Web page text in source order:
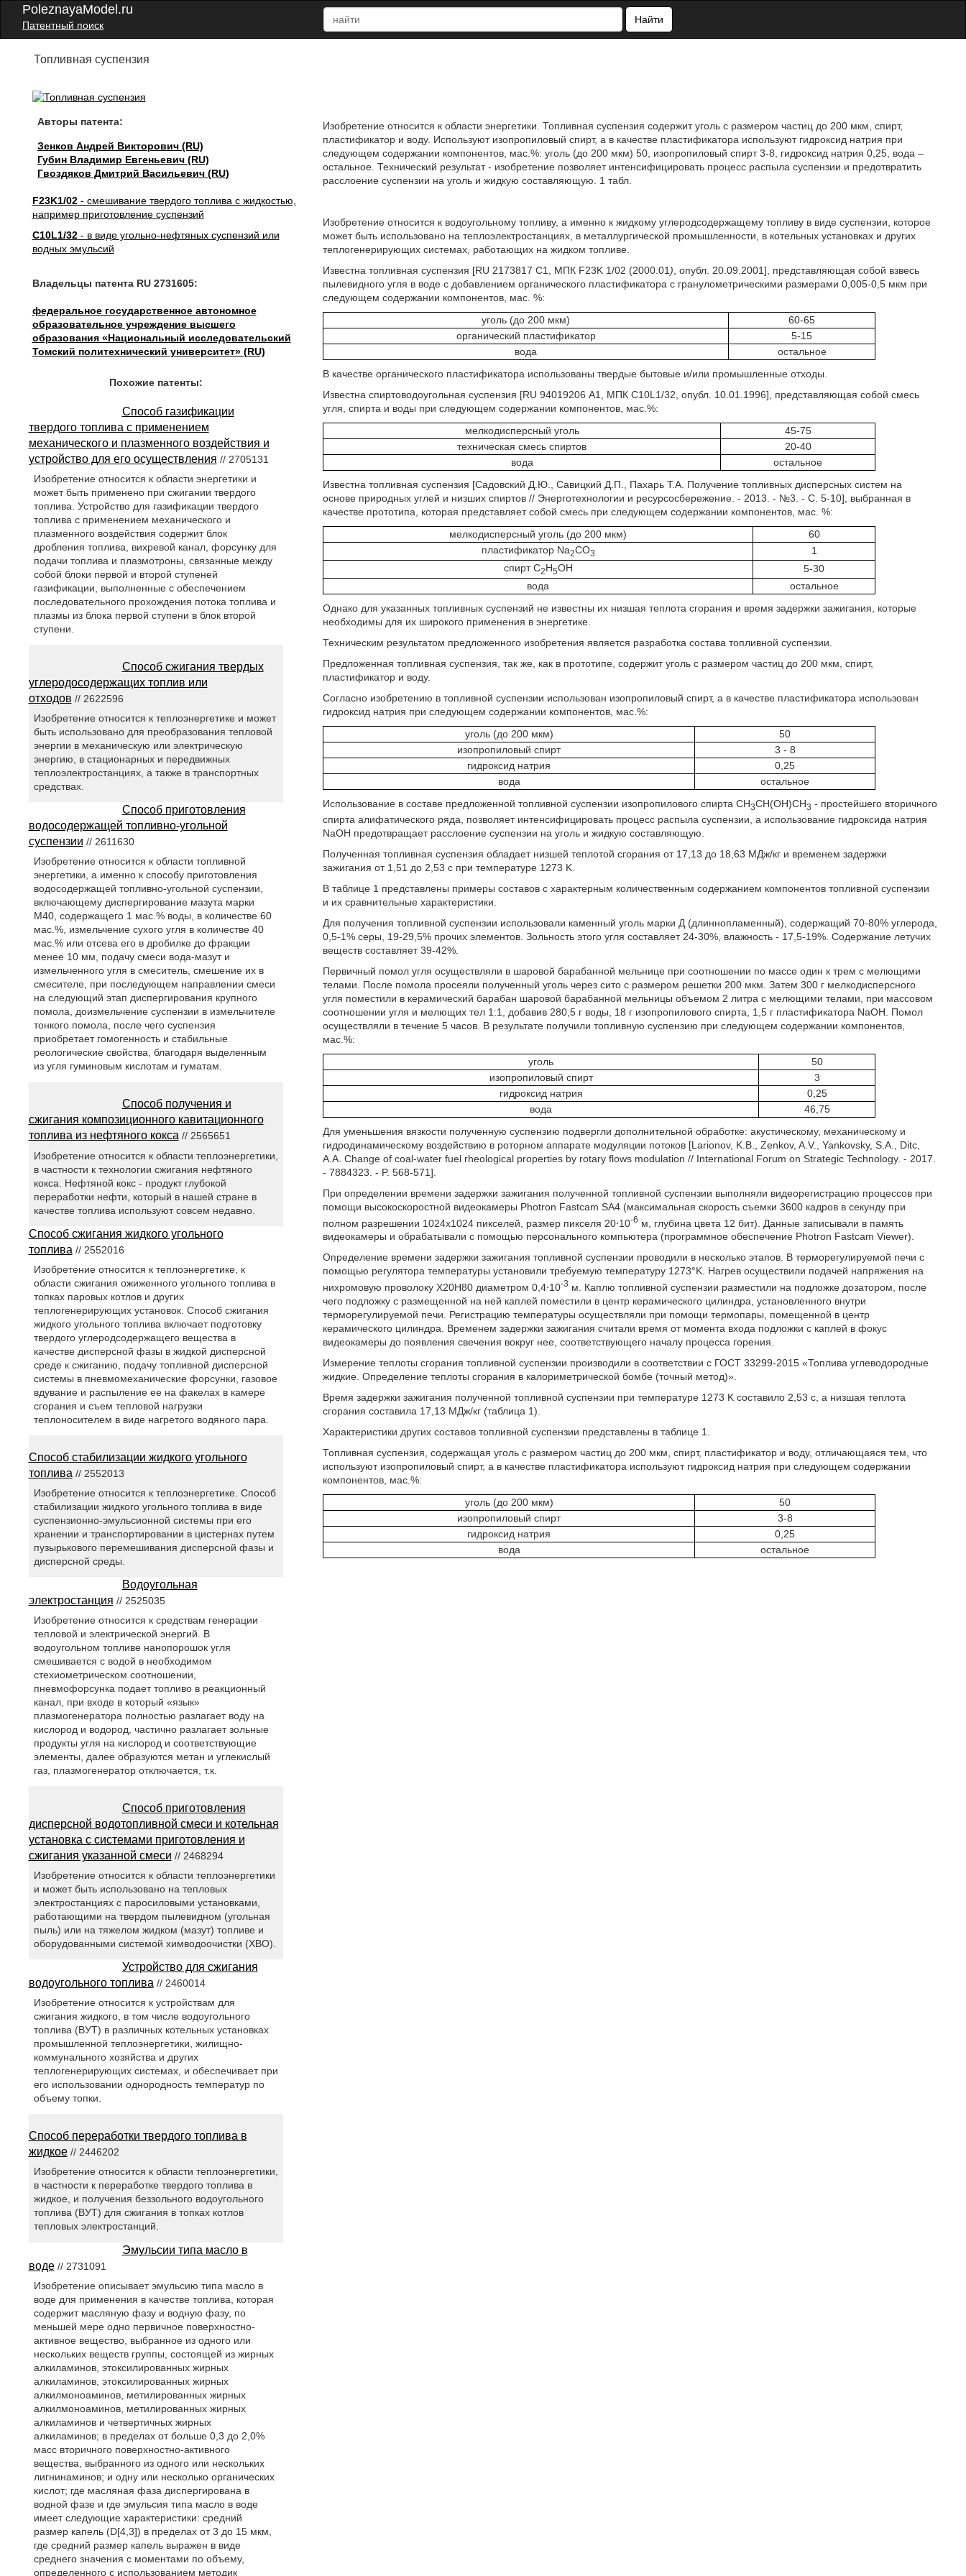
PoleznayaModel.ru
Патентный поиск
Найти
Топливная суспензия
Авторы патента:
Зенков Андрей Викторович (RU)
Губин Владимир Евгеньевич (RU)
Гвоздяков Дмитрий Васильевич (RU)
F23K1/02- смешивание твердого топлива с жидкостью,
например приготовление суспензий
C10L1/32- в виде угольно-нефтяных суспензий или
водных эмульсий
Владельцы патента RU 2731605:
федеральное государственное автономное
образовательное учреждение высшего
образования «Национальный исследовательский
Томский политехнический университет» (RU)
Изобретение относится к области энергетики. Топливная суспензия содержит уголь с размером частиц до 200 мкм, спирт,
пластификатор и воду. Используют изопропиловый спирт, а в качестве пластификатора используют гидроксид натрия при
следующем содержании компонентов, мас.%: уголь (до 200 мкм) 50, изопропиловый спирт 3-8, гидроксид натрия 0,25, вода –
остальное. Технический результат - изобретение позволяет интенсифицировать процесс распыла суспензии и предотвратить
расслоение суспензии на уголь и жидкую составляющую. 1 табл.
Изобретение относится к водоугольному топливу, а именно к жидкому углеродсодержащему топливу в виде суспензии, которое
может быть использовано на теплоэлектростанциях, в металлургической промышленности, в котельных установках и других
теплогенерирующих системах, работающих на жидком топливе.
Известна топливная суспензия [RU 2173817 C1, МПК F23K 1/02 (2000.01 ) , опубл. 20.09.2001], представляющая собой взвесь
пылевидного угля в воде с добавлением органического пластификатора с гранулометрическими размерами 0,005-0,5 мкм при
следующем содержании компонентов, мас. %:
уголь (до 200 мкм)
60-65
органический пластификатор
5-15
вода
остальное
В качестве органического пластификатора использованы твердые бытовые и/или промышленные отходы.
Известна спиртоводоугольная суспензия [RU 94019206 А1, МПК C10L1/32, опубл. 10.01.1996], представляющая собой смесь
угля, спирта и воды при следующем содержании компонентов, мас.%:
мелкодисперсный уголь
45-75
техническая смесь спиртов
20-40
вода
остальное
Известна топливная суспензия [Садовский Д.Ю., Савицкий Д.П., Пахарь Т.А. Получение топливных дисперсных систем на
основе природных углей и низших спиртов // Энерготехнологии и ресурсосбережение. - 2013. - №3. - С. 5-10], выбранная в
качестве прототипа, которая представляет собой смесь при следующем содержании компонентов, мас. %:
мелкодисперсный уголь (до 200 мкм)
60
пластификатор Na2CO3
1
спирт C2H5OH
5-30
вода
остальное
Однако для указанных топливных суспензий не известны их низшая теплота сгорания и время задержки зажигания, которые
необходимы для их широкого применения в энергетике.
Техническим результатом предложенного изобретения является разработка состава топливной суспензии.
Предложенная топливная суспензия, так же, как в прототипе, содержит уголь с размером частиц до 200 мкм, спирт,
пластификатор и воду.
Согласно изобретению в топливной суспензии использован изопропиловый спирт, а в качестве пластификатора использован
гидроксид натрия при следующем содержании компонентов, мас.%:
уголь (до 200 мкм)
50
изопропиловый спирт
3 - 8
гидроксид натрия
0,25
вода
остальное
Использование в составе предложенной топливной суспензии изопропилового спирта CH3CH(OH)CH3 - простейшего вторичного
спирта алифатического ряда, позволяет интенсифицировать процесс распыла суспензии, а использование гидроксида натрия
NaOH предотвращает расслоение суспензии на уголь и жидкую составляющую.
Полученная топливная суспензия обладает низшей теплотой сгорания от 17,13 до 18,63 МДж/кг и временем задержки
зажигания от 1,51 до 2,53 с при температуре 1273 K.
В таблице 1 представлены примеры составов с характерным количественным содержанием компонентов топливной суспензии
и их сравнительные характеристики.
Для получения топливной суспензии использовали каменный уголь марки Д (длиннопламенный), содержащий 70-80% углерода,
0,5-1% серы, 19-29,5% прочих элементов. Зольность этого угля составляет 24-30%, влажность - 17,5-19%. Содержание летучих
веществ составляет 39-42%.
Первичный помол угля осуществляли в шаровой барабанной мельнице при соотношении по массе один к трем с мелющими
телами. После помола просеяли полученный уголь через сито с размером решетки 200 мкм. Затем 300 г мелкодисперсного
угля поместили в керамический барабан шаровой барабанной мельницы объемом 2 литра с мелющими телами, при массовом
соотношении угля и мелющих тел 1:1, добавив 280,5 г воды, 18 г изопропилового спирта, 1,5 г пластификатора NaOH. Помол
осуществляли в течение 5 часов. В результате получили топливную суспензию при следующем содержании компонентов,
мас.%:
уголь
50
изопропиловый спирт
3
гидроксид натрия
0,25
вода
46,75
Для уменьшения вязкости полученную суспензию подвергли дополнительной обработке: акустическому, механическому и
гидродинамическому воздействию в роторном аппарате модуляции потоков [Larionov, K.B., Zenkov, A.V., Yankovsky, S.A., Ditc,
A.A. Change of coal-water fuel rheological properties by rotary flows modulation // International Forum on Strategic Technology. - 2017.
- 7884323. - P. 568-571].
При определении времени задержки зажигания полученной топливной суспензии выполняли видеорегистрацию процессов при
помощи высокоскоростной видеокамеры Photron Fastcam SA4 (максимальная скорость съемки 3600 кадров в секунду при
полном разрешении 1024х1024 пикселей, размер пикселя 20⋅10-6 м, глубина цвета 12 бит). Данные записывали в память
видеокамеры и обрабатывали с помощью персонального компьютера (программное обеспечение Photron Fastcam Viewer).
Определение времени задержки зажигания топливной суспензии проводили в несколько этапов. В терморегулируемой печи с
помощью регулятора температуры установили требуемую температуру 1273°K. Нагрев осуществили подачей напряжения на
нихромовую проволоку Х20Н80 диаметром 0,4⋅10-3 м.
Каплю топливной суспензии разместили на подложке дозатором, после
чего подложку с размещенной на ней каплей поместили в центр керамического цилиндра, установленного внутри
терморегулируемой печи. Регистрацию температуры осуществляли при помощи термопары, помещенной в центр
керамического цилиндра. Временем задержки зажигания считали время от момента входа подложки с каплей в фокус
видеокамеры до появления свечения вокруг нее, соответствующего началу процесса горения.
Измерение теплоты сгорания топливной суспензии производили в соответствии с ГОСТ 33299-2015 «Топлива углеводородные
жидкие. Определение теплоты сгорания в калориметрической бомбе (точный метод)».
Время задержки зажигания полученной топливной суспензии при температуре 1273 K составило 2,53 с, а низшая теплота
сгорания составила 17,13 МДж/кг (таблица 1).
Характеристики других составов топливной суспензии представлены в таблице 1.
Топливная суспензия, содержащая уголь с размером частиц до 200 мкм, спирт, пластификатор и воду, отличающаяся тем, что
используют изопропиловый спирт, а в качестве пластификатора используют гидроксид натрия при следующем содержании
компонентов, мас.%:
уголь (до 200 мкм)
50
изопропиловый спирт
3-8
гидроксид натрия
0,25
вода
остальное
Похожие патенты:
Способ газификации
твердого топлива с применением
механического и плазменного воздействия и
устройство для его осуществления // 2705131
Изобретение относится к области энергетики и
может быть применено при сжигании твердого
топлива. Устройство для газификации твердого
топлива с применением механического и
плазменного воздействия содержит блок
дробления топлива, вихревой канал, форсунку для
подачи топлива и плазмотроны, связанные между
собой блоки первой и второй ступеней
газификации, выполненные с обеспечением
последовательного прохождения потока топлива и
плазмы из блока первой ступени в блок второй
ступени.
Способ сжигания твердых
углеродосодержащих топлив или
отходов // 2622596
Изобретение относится к теплоэнергетике и может
быть использовано для преобразования тепловой
энергии в механическую или электрическую
энергию, в стационарных и передвижных
теплоэлектростанциях, а также в транспортных
средствах.
Способ приготовления
водосодержащей топливно-угольной
суспензии // 2611630
Изобретение относится к области топливной
энергетики, а именно к способу приготовления
водосодержащей топливно-угольной суспензии,
включающему диспергирование мазута марки
М40, содержащего 1 мас.% воды, в количестве 60
мас.%, измельчение сухого угля в количестве 40
мас.% или отсева его в дробилке до фракции
менее 10 мм, подачу смеси вода-мазут и
измельченного угля в смеситель, смешение их в
смесителе, при последующем направлении смеси
на следующий этап диспергирования крупного
помола, доизмельчение суспензии в измельчителе
тонкого помола, после чего суспензия
приобретает гомогенность и стабильные
реологические свойства, благодаря выделенным
из угля гуминовым кислотам и гуматам.
Способ получения и
сжигания композиционного кавитационного
топлива из нефтяного кокса// 2565651
Изобретение относится к области теплоэнергетики,
в частности к технологии сжигания нефтяного
кокса. Нефтяной кокс - продукт глубокой
переработки нефти, который в нашей стране в
качестве топлива используют совсем недавно.
Способ сжигания жидкого угольного
топлива // 2552016
Изобретение относится к теплоэнергетике, к
области сжигания ожиженного угольного топлива в
топках паровых котлов и других
теплогенерирующих установок. Способ сжигания
жидкого угольного топлива включает подготовку
твердого углеродсодержащего вещества в
качестве дисперсной фазы в жидкой дисперсной
среде к сжиганию, подачу топливной дисперсной
системы в пневмомеханические форсунки, газовое
вдувание и распыление ее на факелах в камере
сгорания и съем тепловой нагрузки
теплоносителем в виде нагретого водяного пара.
Способ стабилизации жидкого угольного
топлива // 2552013
Изобретение относится к теплоэнергетике. Способ
стабилизации жидкого угольного топлива в виде
суспензионно-эмульсионной системы при его
хранении и транспортировании в цистернах путем
пузырькового перемешивания дисперсной фазы и
дисперсной среды.
Водоугольная
электростанция // 2525035
Изобретение относится к средствам генерации
тепловой и электрической энергий. В
водоугольном топливе нанопорошок угля
смешивается с водой в необходимом
стехиометрическом соотношении,
пневмофорсунка подает топливо в реакционный
канал, при входе в который «язык»
плазмогенератора полностью разлагает воду на
кислород и водород, частично разлагает зольные
продукты угля на кислород и соответствующие
элементы, далее образуются метан и углекислый
газ, плазмогенератор отключается, т.к.
Способ приготовления
дисперсной водотопливной смеси и котельная
установка с системами приготовления и
сжигания указанной смеси // 2468294
Изобретение относится к области теплоэнергетики
и может быть использовано на тепловых
электростанциях с паросиловыми установками,
работающими на твердом пылевидном (угольная
пыль) или на тяжелом жидком (мазут) топливе и
оборудованными системой химводоочистки (ХВО).
Устройство для сжигания
водоугольного топлива// 2460014
Изобретение относится к устройствам для
сжигания жидкого, в том числе водоугольного
топлива (ВУТ) в различных котельных установках
промышленной теплоэнергетики, жилищно-
коммунального хозяйства и других
теплогенерирующих системах, и обеспечивает при
его использовании однородность температур по
объему топки.
Способ переработки твердого топлива в
жидкое// 2446202
Изобретение относится к области теплоэнергетики,
в частности к переработке твердого топлива в
жидкое, и получения беззольного водоугольного
топлива (ВУТ) для сжигания в топках котлов
тепловых электростанций.
Эмульсии типа масло в
воде// 2731091
Изобретение описывает эмульсию типа масло в
воде для применения в качестве топлива, которая
содержит масляную фазу и водную фазу, по
меньшей мере одно первичное поверхностно-
активное вещество, выбранное из одного или
нескольких веществ группы, состоящей из жирных
алкиламинов, этоксилированных жирных
алкиламинов, этоксилированных жирных
алкилмоноаминов, метилированных жирных
алкилмоноаминов, метилированных жирных
алкиламинов и четвертичных жирных
алкиламинов; в пределах от больше 0,3 до 2,0%
масс вторичного поверхностно-активного
вещества, выбранного из одного или нескольких
лигнинаминов; и одну или несколько органических
кислот; где масляная фаза диспергирована в
водной фазе и где эмульсия типа масло в воде
имеет следующие характеристики: средний
размер капель (D[4,3]) в пределах от 3 до 15 мкм,
где средний размер капель выражен в виде
среднего значения с моментами по объему,
определенного с использованием методик